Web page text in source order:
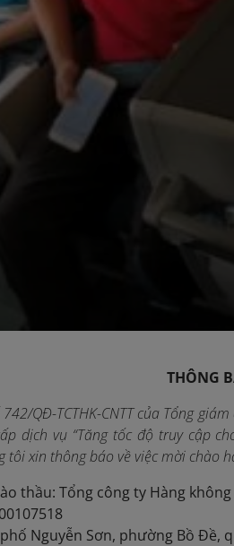
THÔNG
QĐ-TCTHK-CNTT của Tổng
dịch vụ “Tăng tốc độ truy cập
tôi xin thông báo về việc mời chào
thầu: Tổng công ty Hàng không
Nguyễn Sơn, phường Bồ Đề,